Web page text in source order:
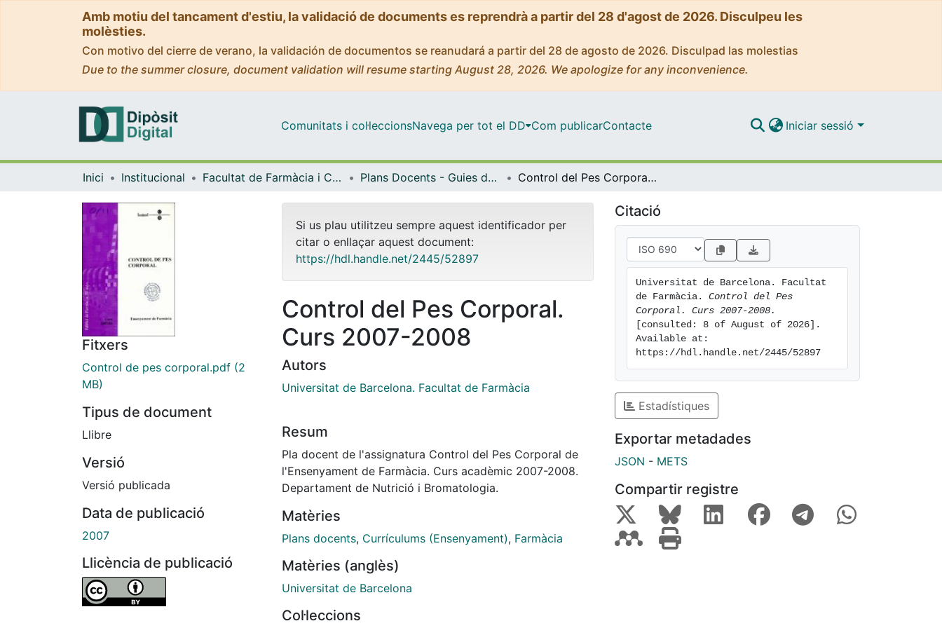
Amb motiu del tancament d'estiu, la validació de documents es reprendrà a partir del 28 d'agost de 2026. Disculpeu les
molèsties.
Con motivo del cierre de verano, la validación de documentos se reanudará a partir del 28 de agosto de 2026. Disculpad las molestias
Due to the summer closure, document validation will resume starting August 28, 2026. We apologize for any inconvenience.
Comunitats i col·leccionsNavega per tot el DD Com publicarContacte Iniciar sessió
Inici Institucional Facultat de Farmàcia i Ciències de l'Alimentació Plans Docents - Guies de l'estudiant (Facultat de Farmàcia i Ciències de l'Alimentació) Control del Pes Corporal. Curs 2007-2008
Fitxers
Control de pes corporal.pdf (2
MB)
Tipus de document
Llibre
Versió
Versió publicada
Data de publicació
2007
Llicència de publicació
Si us plau utilitzeu sempre aquest identificador per
citar o enllaçar aquest document:
https://hdl.handle.net/2445/52897
Control del Pes Corporal.
Curs 2007-2008
Autors
Universitat de Barcelona. Facultat de Farmàcia
Resum
Pla docent de l'assignatura Control del Pes Corporal de
l'Ensenyament de Farmàcia. Curs acadèmic 2007-2008.
Departament de Nutrició i Bromatologia.
Matèries
Plans docents, Currículums (Ensenyament), Farmàcia
Matèries (anglès)
Universitat de Barcelona
Col·leccions
Citació
Universitat de Barcelona. Facultat
de Farmàcia. Control del Pes
Corporal. Curs 2007-2008.
[consulted: 8 of August of 2026].
Available at:
https://hdl.handle.net/2445/52897
Estadístiques
Exportar metadades
JSON - METS
Compartir registre